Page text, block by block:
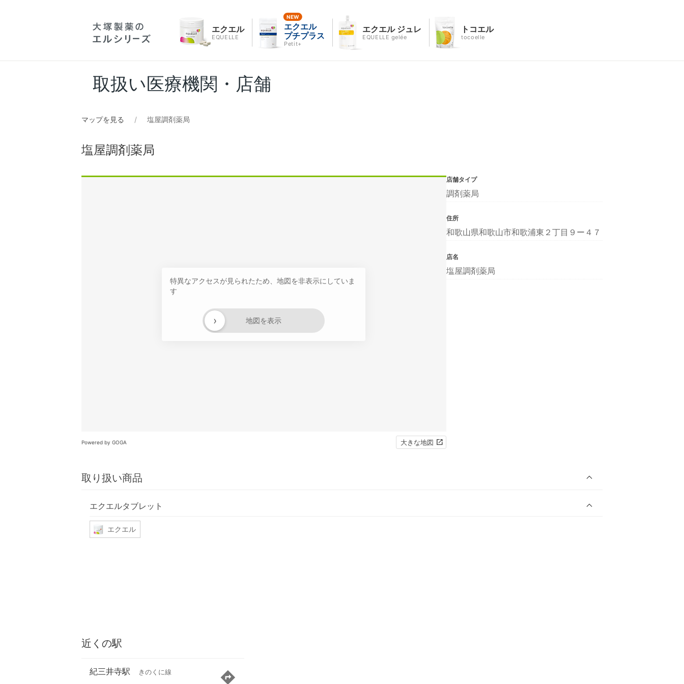
エクエル
EQUELLE
エクエル
プチプラス
Petit+
エクエル ジュレ
EQUELLE gelée
トコエル
tocoelle
取扱い医療機関・店舗
マップを見る 塩屋調剤薬局
塩屋調剤薬局
特異なアクセスが見られたため、地図を非表示にしていま
す
地図を表示
›
Powered by GOGA 大きな地図
取り扱い商品
エクエルタブレット
エクエル
店舗タイプ
調剤薬局
住所
和歌山県和歌山市和歌浦東２丁目９ー４７
店名
塩屋調剤薬局
近くの駅
紀三井寺駅 きのくに線